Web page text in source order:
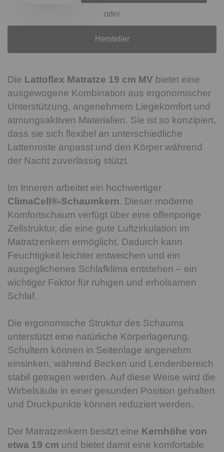
oder
Hersteller
Die Lattoflex Matratze 19 cm MV bietet eine
ausgewogene Kombination aus ergonomischer
Unterstützung, angenehmem Liegekomfort und
atmungsaktiven Materialien. Sie ist so konzipiert,
dass sie sich flexibel an unterschiedliche
Lattenroste anpasst und den Körper während
der Nacht zuverlässig stützt.
Im Inneren arbeitet ein hochwertiger
ClimaCell®-Schaumkern. Dieser moderne
Komfortschaum verfügt über eine offenporige
Zellstruktur, die eine gute Luftzirkulation im
Matratzenkern ermöglicht. Dadurch kann
Feuchtigkeit leichter entweichen und ein
ausgeglichenes Schlafklima entstehen – ein
wichtiger Faktor für ruhigen und erholsamen
Schlaf.
Die ergonomische Struktur des Schaums
unterstützt eine natürliche Körperlagerung.
Schultern können in Seitenlage angenehm
einsinken, während Becken und Lendenbereich
stabil getragen werden. Auf diese Weise wird die
Wirbelsäule in einer gesunden Position gehalten
und Druckpunkte können reduziert werden.
Der Matratzenkern besitzt eine Kernhöhe von
etwa 19 cm und bietet damit eine komfortable